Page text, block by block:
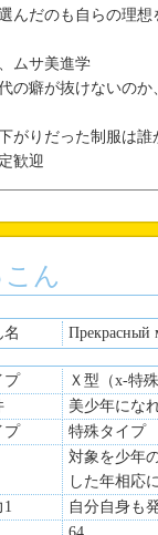
んだのも自らの理
ムサ美進学
の癖が抜けないの
がりだった制服は
歓迎
想ピッタリ
自分で思っている
ん
名 Прекрасный
プ
Ｘ型（x-特
美少年にな
プ
特殊タイプ
対象を少年
した年相応
1
自分自身も